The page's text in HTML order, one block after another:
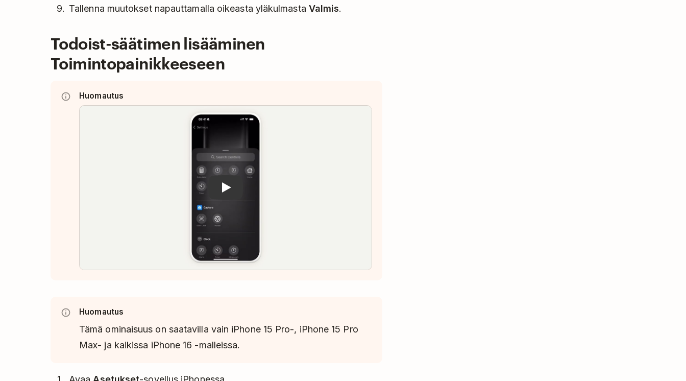
Tallenna muutokset napauttamalla oikeasta yläkulmasta Valmis.
Todoist-säätimen lisääminen
Toimintopainikkeeseen
Huomautus
Huomautus
Tämä ominaisuus on saatavilla vain iPhone 15 Pro-, iPhone 15 Pro
Max- ja kaikissa iPhone 16 -malleissa.